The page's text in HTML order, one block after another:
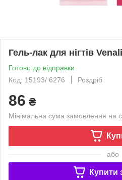
Гель-лак для нігтів
Готово до відправки
Код: 15193/ 6276
Роздріб
86 ₴
Мінімальна сума замовлення на
або
Купити